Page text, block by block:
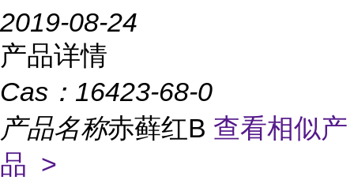
2019-08-24
产品详情
Cas： 16423-68-0
产品名称赤藓红B 查看相似产
品 >